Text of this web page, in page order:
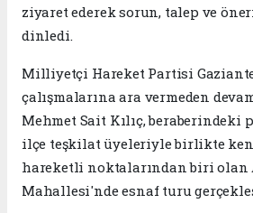
ziyaret ederek sorun, talep ve
dinledi.
Milliyetçi Hareket Partisi
çalışmalarına ara vermeden
Mehmet Sait Kılıç,
ilçe teşkilat üyeleriyle birlikte
hareketli noktalarından biri olan
Mahallesi'nde esnaf turu